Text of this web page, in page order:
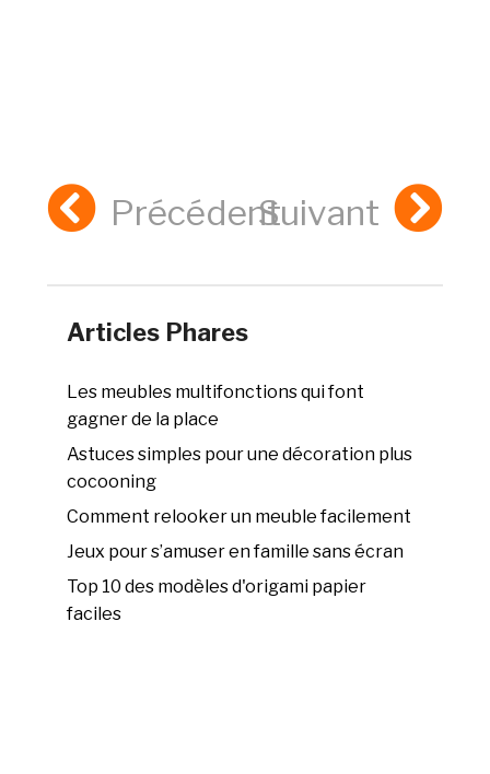
PrécédentSuivant
Articles Phares
Les meubles multifonctions qui font
gagner de la place
Astuces simples pour une décoration plus
cocooning
Comment relooker un meuble facilement
Jeux pour s’amuser en famille sans écran
Top 10 des modèles d'origami papier
faciles